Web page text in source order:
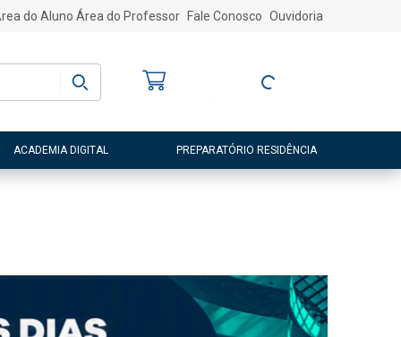
do Aluno Área do Professor Fale Conosco Ouvidoria
Entre ou Cadastre-
ACADEMIA DIGITAL PREPARATÓRIO RESIDÊNCIA